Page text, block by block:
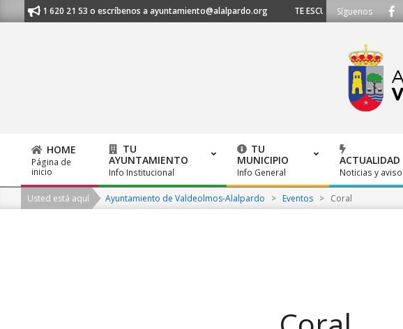
to
al 91 620 21 53 o escríbenos a ayuntamiento@alalpardo.org TE ESCUCHAMOS -
Síguenos
Primary
Navigation
Menu
HOME
Página de
inicio
TU
AYUNTAMIENTO
Info Institucional
TU
MUNICIPIO
Info General
ACTUALIDAD
Noticias y
Usted está aquí Ayuntamiento de Valdeolmos-Alalpardo > Eventos > Coral